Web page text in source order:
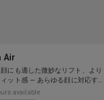
Air
顔にも適した微妙なリフト、より
ィット感 — あらゆる顔に対応す
available